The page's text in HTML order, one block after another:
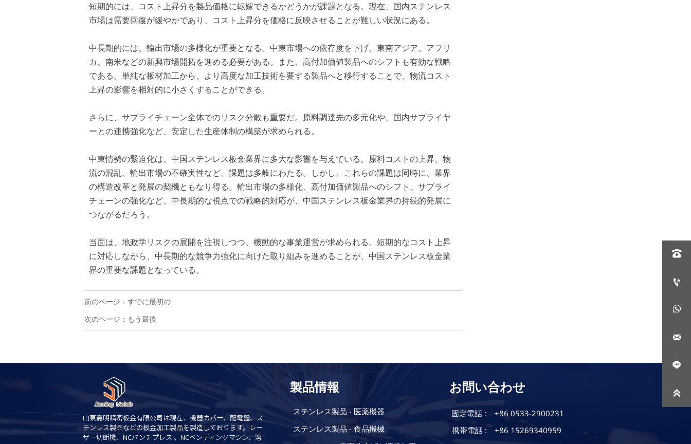
短期的には、コスト上昇分を製品価格に転嫁できるかどうかが課題となる。現在、国内ステンレス
市場は需要回復が緩やかであり、コスト上昇分を価格に反映させることが難しい状況にある。
中長期的には、輸出市場の多様化が重要となる。中東市場への依存度を下げ、東南アジア、アフリ
カ、南米などの新興市場開拓を進める必要がある。また、高付加価値製品へのシフトも有効な戦略
である。単純な板材加工から、より高度な加工技術を要する製品へと移行することで、物流コスト
上昇の影響を相対的に小さくすることができる。
さらに、サプライチェーン全体でのリスク分散も重要だ。原料調達先の多元化や、国内サプライヤ
ーとの連携強化など、安定した生産体制の構築が求められる。
中東情勢の緊迫化は、中国ステンレス板金業界に多大な影響を与えている。原料コストの上昇、物
流の混乱、輸出市場の不確実性など、課題は多岐にわたる。しかし、これらの課題は同時に、業界
の構造改革と発展の契機ともなり得る。輸出市場の多様化、高付加価値製品へのシフト、サプライ
チェーンの強化など、中長期的な視点での戦略的対応が、中国ステンレス板金業界の持続的発展に
つながるだろう。
当面は、地政学リスクの展開を注視しつつ、機動的な事業運営が求められる。短期的なコスト上昇
に対応しながら、中長期的な競争力強化に向けた取り組みを進めることが、中国ステンレス板金業
界の重要な課題となっている。
前のページ：すでに最初の
次のページ：もう最後
山東嘉明精密板金有限公司は現在、機器カバー、配電盤、ス
テンレス製品などの板金加工製品を製造しております。レー
ザー切断機、NCパンチプレス 、NCベンディングマシン、溶
製品情報
ステンレス製品 - 医薬機器
ステンレス製品 - 食品機械
お問い合わせ
固定電話 :
+86 0533-2900231
携帯電話 :
+86 15269340959





